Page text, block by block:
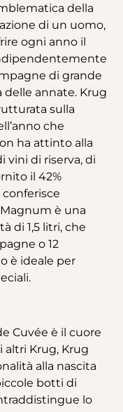
della
di un uomo,
ogni anno il
di grande
delle annate. Krug
sulla
che
ha attinto alla
vini di riserva, di
il 42%
conferisce
è una
di 1,5 litri, che
o 12
è ideale per
Cuvée è il cuore
altri Krug, Krug
alla nascita
botti di
lo